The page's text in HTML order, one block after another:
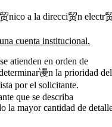
nico a la direcci贸n electr
cuenta institucional.
atienden en orden de
谩n la prioridad del
por el solicitante.
que se describa
la mayor cantidad de